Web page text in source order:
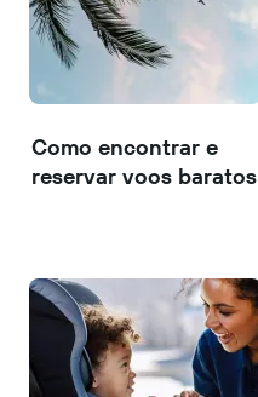
Como encontrar e
reservar voos baratos